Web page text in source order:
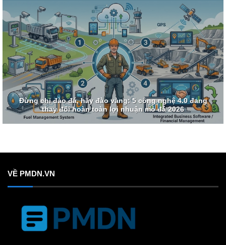
Đừng chỉ đào đá, hãy đào vàng: 5 công nghệ 4.0 đang
thay đổi hoàn toàn lợi nhuận mỏ đá 2026
VỀ PMDN.VN